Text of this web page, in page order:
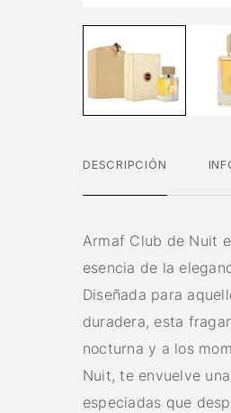
DESCRIPCIÓN
Armaf Club de Nuit
esencia de la
Diseñada para
duradera, esta
nocturna y a los
Nuit, te envuelve
especiadas que